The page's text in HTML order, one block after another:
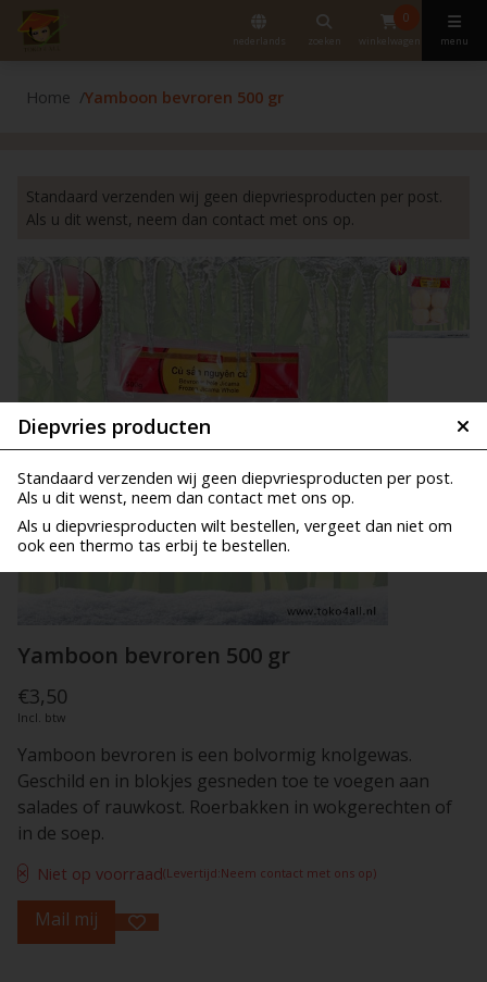
nederlands zoeken
0
winkelwagen menu
Diepvries producten
Standaard verzenden wij geen diepvriesproducten per post.
Als u dit wenst, neem dan contact met ons op.
Als u diepvriesproducten wilt bestellen, vergeet dan niet om
ook een thermo tas erbij te bestellen.
Home Yamboon bevroren 500 gr
Standaard verzenden wij geen diepvriesproducten per post.
Als u dit wenst, neem dan contact met ons op.
Yamboon bevroren 500 gr
€3,50
Incl. btw
Yamboon bevroren is een bolvormig knolgewas.
Geschild en in blokjes gesneden toe te voegen aan
salades of rauwkost. Roerbakken in wokgerechten of
in de soep.
Niet op voorraad(Levertijd:Neem contact met ons op)
Mail mij